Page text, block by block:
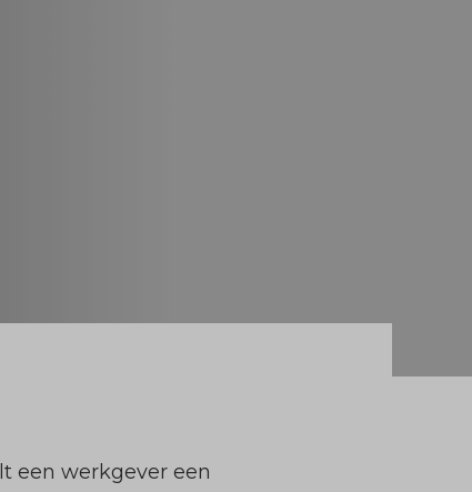
een werkgever een